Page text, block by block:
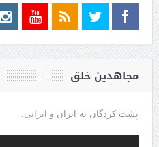
مجاهدین خلق
پشت کردگان به ایران و ایرانی.